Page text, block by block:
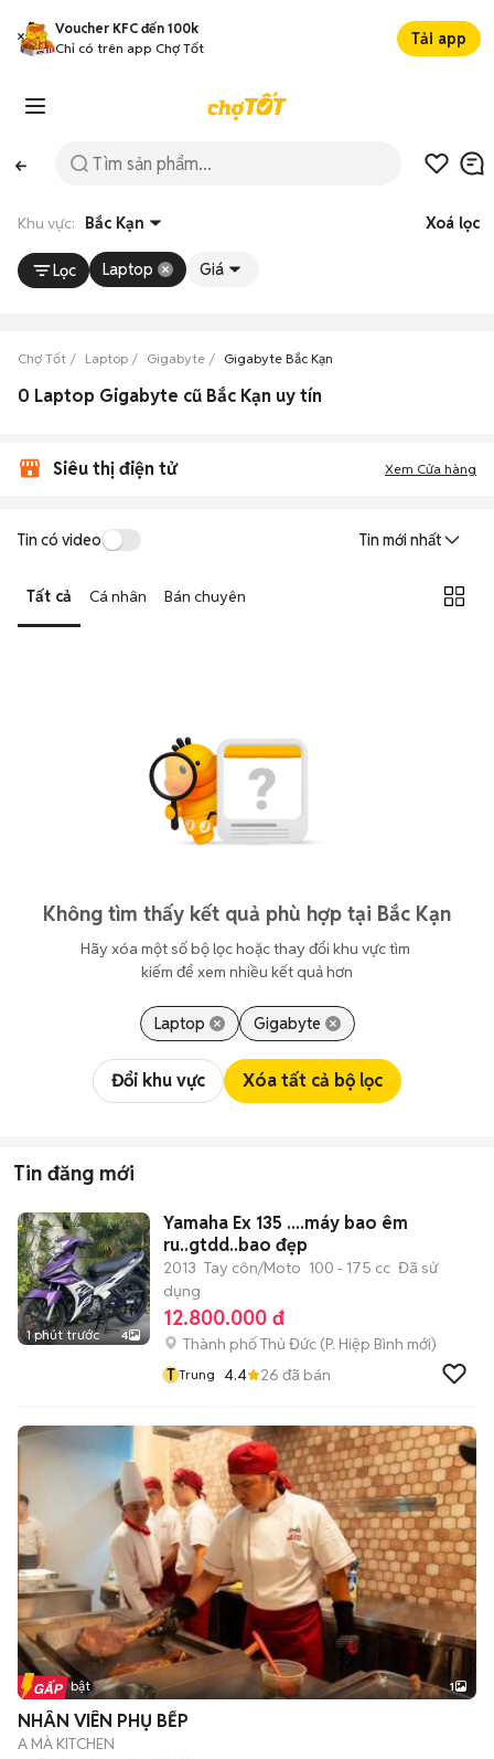
Voucher KFC đến 100k
Chỉ có trên app Chợ Tốt
Tải app
Khu vực: Bắc Kạn Xoá lọc
Lọc Laptop Giá
Chợ Tốt Laptop Gigabyte Gigabyte Bắc Kạn
0 Laptop Gigabyte cũ Bắc Kạn uy tín
Siêu thị điện tử Xem Cửa hàng
Tin có video Tin mới nhất
Tất cả Cá nhân Bán chuyên
Không tìm thấy kết quả phù hợp tại Bắc Kạn
Hãy xóa một số bộ lọc hoặc thay đổi khu vực tìm
kiếm để xem nhiều kết quả hơn
Laptop Gigabyte
Đổi khu vực Xóa tất cả bộ lọc
Tin đăng mới
1 phút trước 4
Yamaha Ex 135 ....máy bao êm
ru..gtdd..bao đẹp
2013 Tay côn/Moto 100 - 175 cc Đã sử
dụng
12.800.000 đ
Thành phố Thủ Đức (P. Hiệp Bình mới)
T Trung 4.4 26 đã bán
Tin nổi bật 1
NHÂN VIÊN PHỤ BẾP
A MÀ KITCHEN